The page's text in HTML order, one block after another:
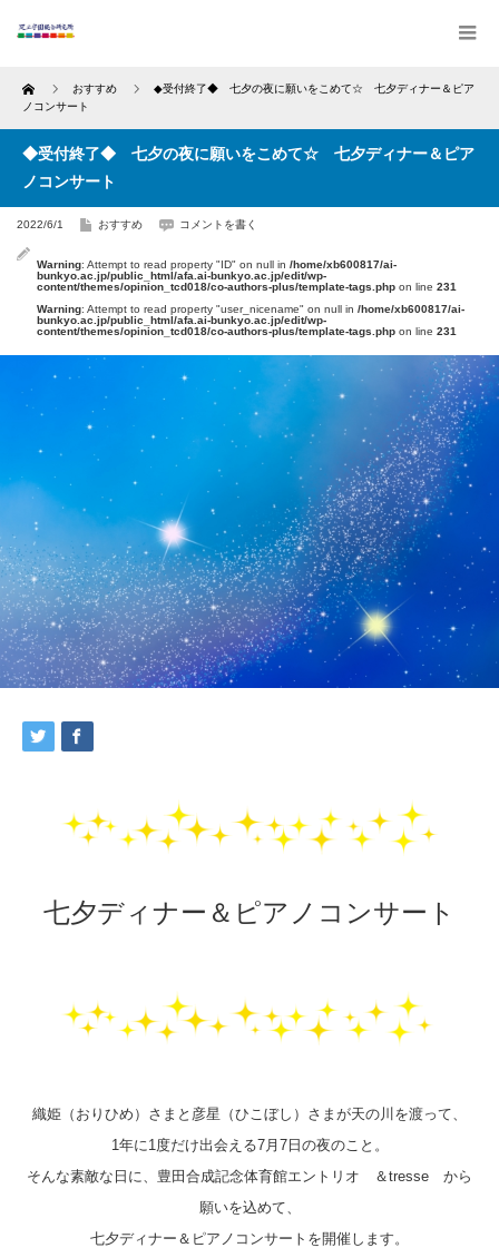
Home おすすめ
◆受付終了◆ 七夕の夜に願いをこめて☆ 七夕ディナー＆ピア
ノコンサート
◆受付終了◆ 七夕の夜に願いをこめて☆ 七夕ディナー＆ピア
ノコンサート
2022/6/1 おすすめ コメントを書く
Warning: Attempt to read property "ID" on null in /home/xb600817/ai-
bunkyo.ac.jp/public_html/afa.ai-bunkyo.ac.jp/edit/wp-
content/themes/opinion_tcd018/co-authors-plus/template-tags.php on line 231
Warning: Attempt to read property "user_nicename" on null in /home/xb600817/ai-
bunkyo.ac.jp/public_html/afa.ai-bunkyo.ac.jp/edit/wp-
content/themes/opinion_tcd018/co-authors-plus/template-tags.php on line 231
七夕ディナー＆ピアノコンサート
織姫（おりひめ）さまと彦星（ひこぼし）さまが天の川を渡って、
1年に1度だけ出会える7月7日の夜のこと。
そんな素敵な日に、豊田合成記念体育館エントリオ ＆tresse から
願いを込めて、
七夕ディナー＆ピアノコンサートを開催します。